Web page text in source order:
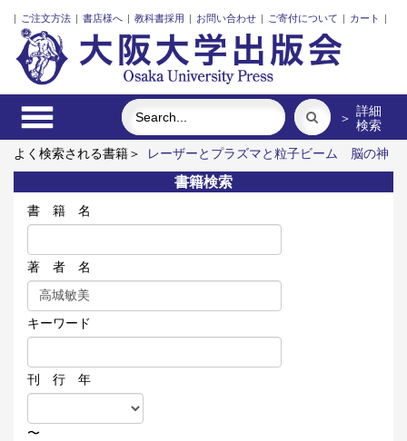
| ご注文方法 | 書店様へ | 教科書採用 | お問い合わせ | ご寄付について | カート |
＞ 詳細
検索
よく検索される書籍＞
レーザーとプラズマと粒子ビーム
脳の神
秘を探る
明治・大正・昭和の細菌学者たち
近代日本における
企業家の諸系譜
食べる ポンプの流体力学
書籍検索
書 籍 名
著 者 名
キーワード
刊 行 年
〜